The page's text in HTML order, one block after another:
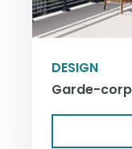
DESIGN
Garde-